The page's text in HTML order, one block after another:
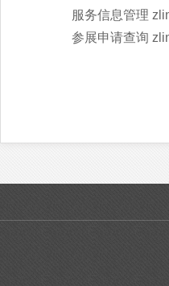
服务信息管理
参展申请查询